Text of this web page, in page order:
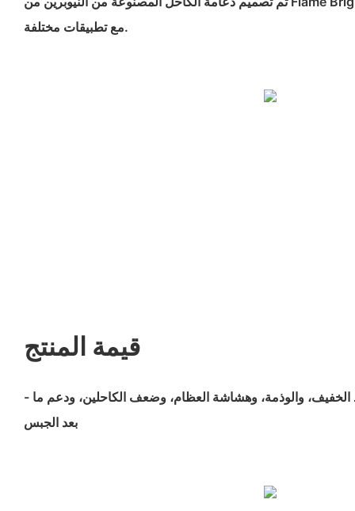
مع تطبيقات مختلفة.
قيمة المنتج
- يوفر الدعم للالتواءات والشد الخفيف، والوذمة، وهشاشة العظام، وضعف الكاحلين، ودعم ما
بعد الجبس